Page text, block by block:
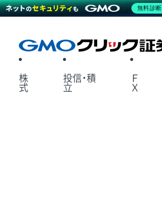
株
式
投信・積
立
Ｆ
Ｘ
無料診断